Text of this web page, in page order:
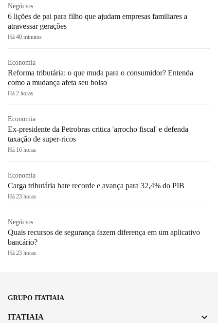
Negócios
6 lições de pai para filho que ajudam empresas familiares a
atravessar gerações
Há 40 minutos
Economia
Reforma tributária: o que muda para o consumidor? Entenda
como a mudança afeta seu bolso
Há 2 horas
Economia
Ex-presidente da Petrobras critica 'arrocho fiscal' e defenda
taxação de super-ricos
Há 16 horas
Economia
Carga tributária bate recorde e avança para 32,4% do PIB
Há 23 horas
Negócios
Quais recursos de segurança fazem diferença em um aplicativo
bancário?
Há 23 horas
GRUPO ITATIAIA
ITATIAIA